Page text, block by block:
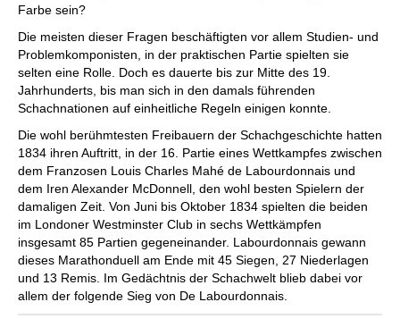
Farbe sein?
Die meisten dieser Fragen beschäftigten vor allem Studien- und
Problemkomponisten, in der praktischen Partie spielten sie
selten eine Rolle. Doch es dauerte bis zur Mitte des 19.
Jahrhunderts, bis man sich in den damals führenden
Schachnationen auf einheitliche Regeln einigen konnte.
Die wohl berühmtesten Freibauern der Schachgeschichte hatten
1834 ihren Auftritt, in der 16. Partie eines Wettkampfes zwischen
dem Franzosen Louis Charles Mahé de Labourdonnais und
dem Iren Alexander McDonnell, den wohl besten Spielern der
damaligen Zeit. Von Juni bis Oktober 1834 spielten die beiden
im Londoner Westminster Club in sechs Wettkämpfen
insgesamt 85 Partien gegeneinander. Labourdonnais gewann
dieses Marathonduell am Ende mit 45 Siegen, 27 Niederlagen
und 13 Remis. Im Gedächtnis der Schachwelt blieb dabei vor
allem der folgende Sieg von De Labourdonnais.